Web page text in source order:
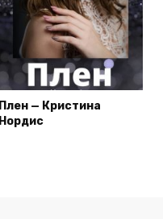
Плен — Кристина
Нордис